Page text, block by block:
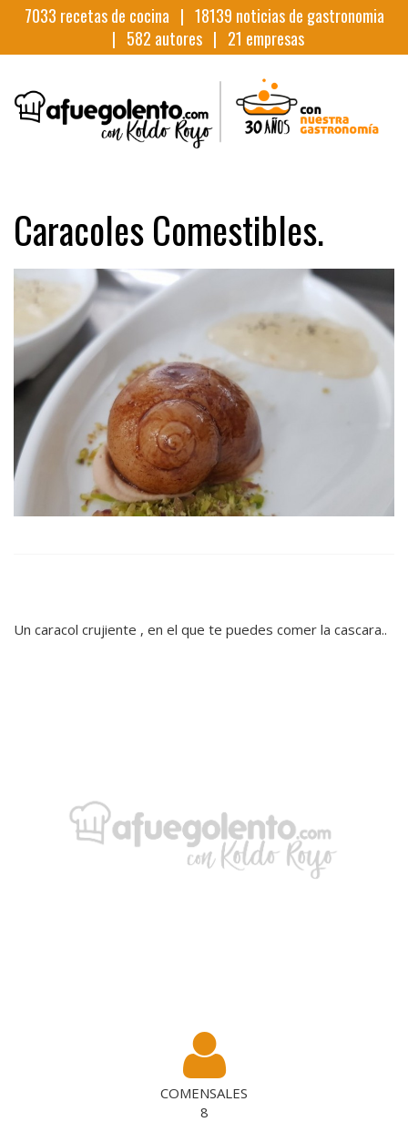
7033 recetas de cocina | 18139 noticias de gastronomia
| 582 autores | 21 empresas
Caracoles Comestibles.
Un caracol crujiente , en el que te puedes comer la cascara..
COMENSALES
8